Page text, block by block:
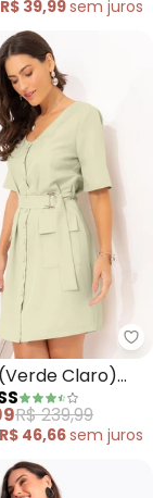
R$ 39,99sem juros
(Bege
Claro)
R$ 239,99
R$ 46,66sem juros